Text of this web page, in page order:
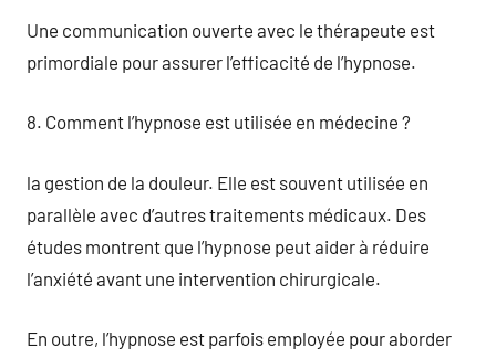
Une communication ouverte avec le thérapeute est
primordiale pour assurer l’efficacité de l’hypnose.
8. Comment l’hypnose est utilisée en médecine ?
la gestion de la douleur. Elle est souvent utilisée en
parallèle avec d’autres traitements médicaux. Des
études montrent que l’hypnose peut aider à réduire
l’anxiété avant une intervention chirurgicale.
En outre, l’hypnose est parfois employée pour aborder